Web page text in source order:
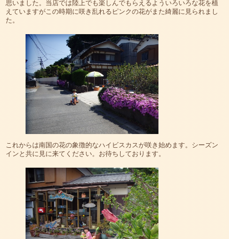
思いました。当店では陸上でも楽しんでもらえるよういろいろな花を植
えていますがこの時期に咲き乱れるピンクの花がまた綺麗に見られまし
た。
これからは南国の花の象徴的なハイビスカスが咲き始めます。シーズン
インと共に見に来てください。お待ちしております。